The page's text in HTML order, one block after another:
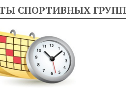
СПОРТИВНЫХ ГРУПП